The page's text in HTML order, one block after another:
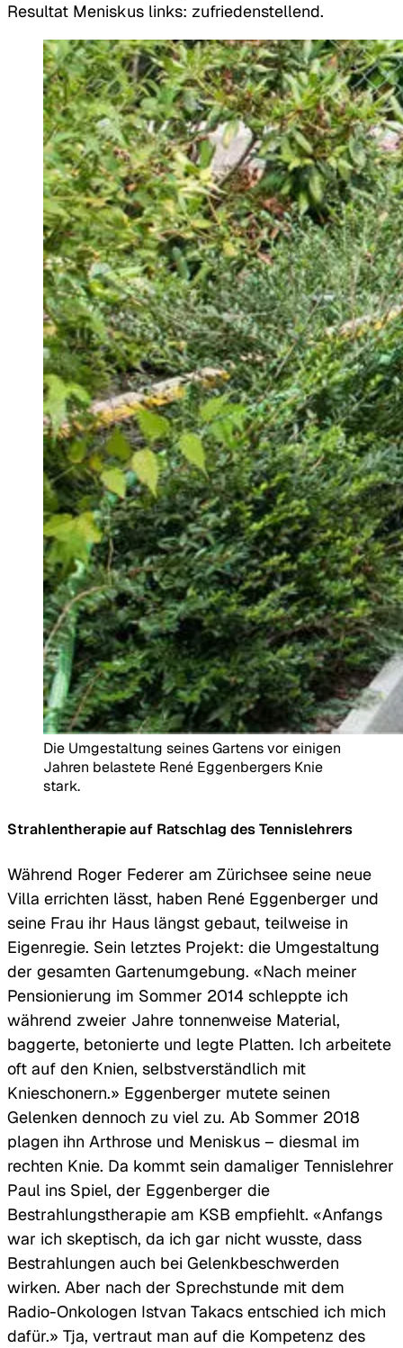
Resultat Meniskus links: zufriedenstellend.
Die Umgestaltung seines Gartens vor einigen
Jahren belastete René Eggenbergers Knie
stark.
Strahlentherapie auf Ratschlag des Tennislehrers
Während Roger Federer am Zürichsee seine neue
Villa errichten lässt, haben René Eggenberger und
seine Frau ihr Haus längst gebaut, teilweise in
Eigenregie. Sein letztes Projekt: die Umgestaltung
der gesamten Gartenumgebung. «Nach meiner
Pensionierung im Sommer 2014 schleppte ich
während zweier Jahre tonnenweise Material,
baggerte, betonierte und legte Platten. Ich arbeitete
oft auf den Knien, selbstverständlich mit
Knieschonern.» Eggenberger mutete seinen
Gelenken dennoch zu viel zu. Ab Sommer 2018
plagen ihn Arthrose und Meniskus – diesmal im
rechten Knie. Da kommt sein damaliger Tennislehrer
Paul ins Spiel, der Eggenberger die
Bestrahlungstherapie am KSB empfiehlt. «Anfangs
war ich skeptisch, da ich gar nicht wusste, dass
Bestrahlungen auch bei Gelenkbeschwerden
wirken. Aber nach der Sprechstunde mit dem
Radio-Onkologen Istvan Takacs entschied ich mich
dafür.» Tja, vertraut man auf die Kompetenz des